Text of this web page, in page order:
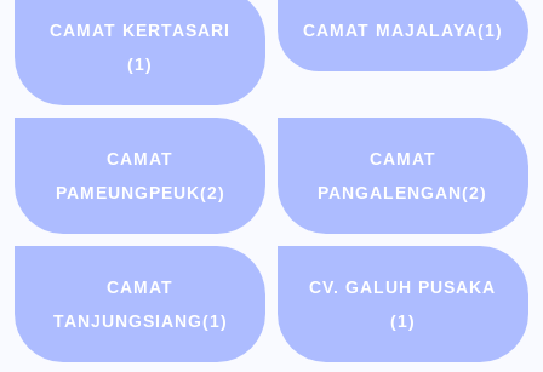
CAMAT KERTASARI
(1)
CAMAT MAJALAYA(1)
CAMAT
PAMEUNGPEUK(2)
CAMAT
PANGALENGAN(2)
CAMAT
TANJUNGSIANG(1)
CV. GALUH PUSAKA
(1)